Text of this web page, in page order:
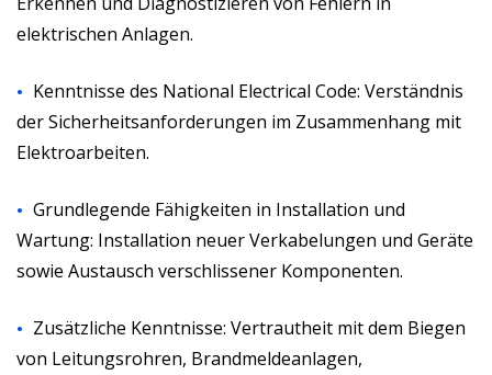
elektrischen Anlagen.
Kenntnisse des National Electrical Code: Verständnis
der Sicherheitsanforderungen im Zusammenhang mit
Elektroarbeiten.
Grundlegende Fähigkeiten in Installation und
Wartung: Installation neuer Verkabelungen und Geräte
sowie Austausch verschlissener Komponenten.
Zusätzliche Kenntnisse: Vertrautheit mit dem Biegen
von Leitungsrohren, Brandmeldeanlagen,